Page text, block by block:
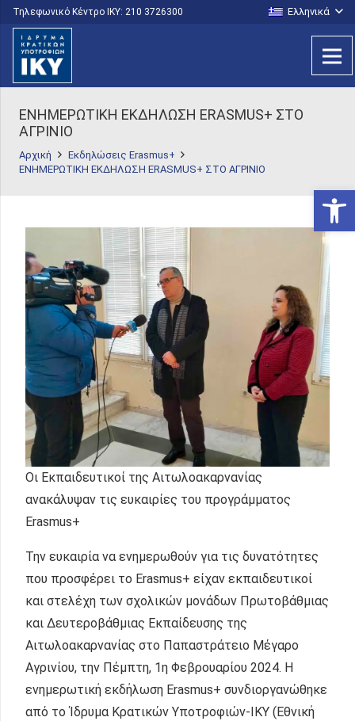
Τηλεφωνικό Κέντρο IKY: 210 3726300 Ελληνικά
ΕΝΗΜΕΡΩΤΙΚΗ ΕΚΔΗΛΩΣΗ ERASMUS+ ΣΤΟ
ΑΓΡΙΝΙΟ
Αρχική
Εκδηλώσεις Erasmus+
ΕΝΗΜΕΡΩΤΙΚΗ ΕΚΔΗΛΩΣΗ ERASMUS+ ΣΤΟ ΑΓΡΙΝΙΟ
Οι Εκπαιδευτικοί της Αιτωλοακαρνανίας
ανακάλυψαν τις ευκαιρίες του προγράμματος
Erasmus+
Την ευκαιρία να ενημερωθούν για τις δυνατότητες
που προσφέρει το Erasmus+ είχαν εκπαιδευτικοί
και στελέχη των σχολικών μονάδων Πρωτοβάθμιας
και Δευτεροβάθμιας Εκπαίδευσης της
Αιτωλοακαρνανίας στο Παπαστράτειο Μέγαρο
Αγρινίου, την Πέμπτη, 1η Φεβρουαρίου 2024. Η
ενημερωτική εκδήλωση Erasmus+ συνδιοργανώθηκε
από το Ίδρυμα Κρατικών Υποτροφιών-ΙΚΥ (Εθνική